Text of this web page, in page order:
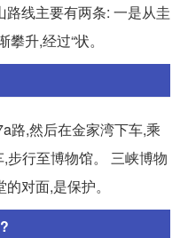
线主要有两条: 一是从圭
升,经过“状。
路,然后在金家湾下车,乘
步行至博物馆。 三峡博物
对面,是保护。